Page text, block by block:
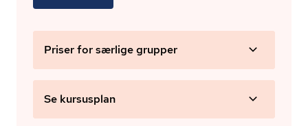
Priser for særlige grupper
Se kursusplan